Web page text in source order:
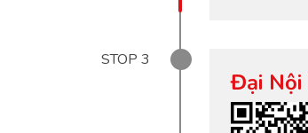
STOP 3
Đại Nội